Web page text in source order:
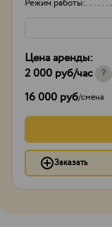
Режим работы:
Цена аренды:
2 000 руб/час ?
16 000 руб/смена
Заказать